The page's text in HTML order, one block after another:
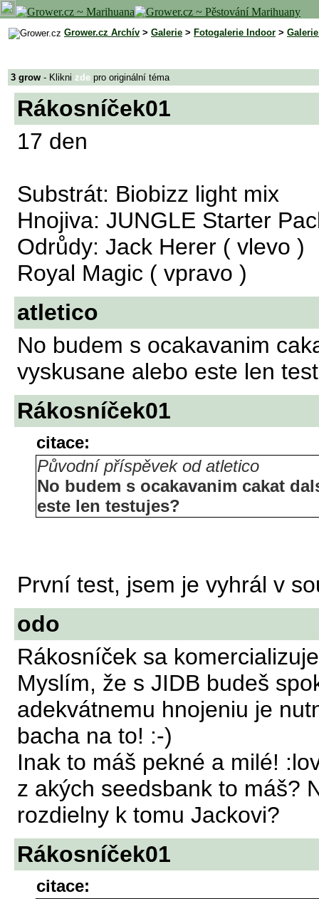
Grower.cz Archív > Galerie > Fotogalerie Indoor >
3 grow - Klikni zde pro originální téma
Rákosníček01
17 den
Substrát: Biobizz light mix
Hnojiva: JUNGLE Starter
Odrůdy: Jack Herer ( vlevo )
Royal Magic ( vpravo )
atletico
No budem s ocakavanim
vyskusane alebo este len
Rákosníček01
citace:
Původní příspěvek od atletico
No budem s ocakavanim cakat
este len testujes?
První test, jsem je vyhrál v
odo
Rákosníček sa
Myslím, že s JIDB budeš
adekvátnemu hnojeniu je
bacha na to! :-)
Inak to máš pekné a milé!
z akých seedsbank to máš?
rozdielny k tomu Jackovi?
Rákosníček01
citace: